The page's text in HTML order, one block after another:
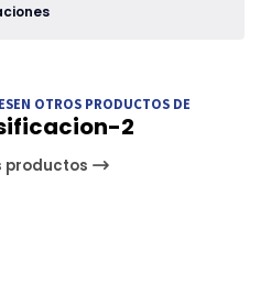
OTROS PRODUCTOS DE
2
productos